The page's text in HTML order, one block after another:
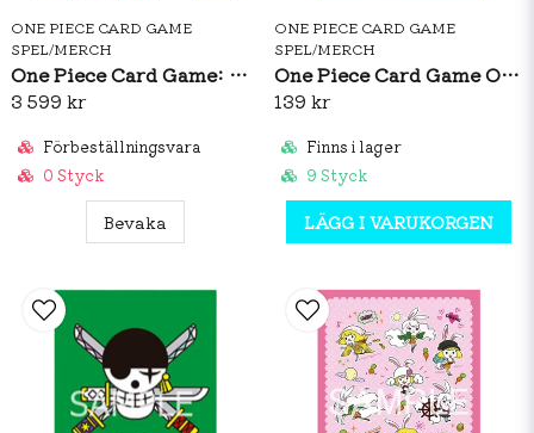
ONE PIECE CARD GAME
SPEL/MERCH
One Piece Card Game: Premium Card Collection Kumamoto Special
3 599 kr
Förbeställningsvara
0 Styck
Bevaka
ONE PIECE CARD GAME
SPEL/MERCH
One Piece Card Game Official Sleeves: Premium Matte Nico Robin
139 kr
Finns i lager
9 Styck
LÄGG I VARUKORGEN